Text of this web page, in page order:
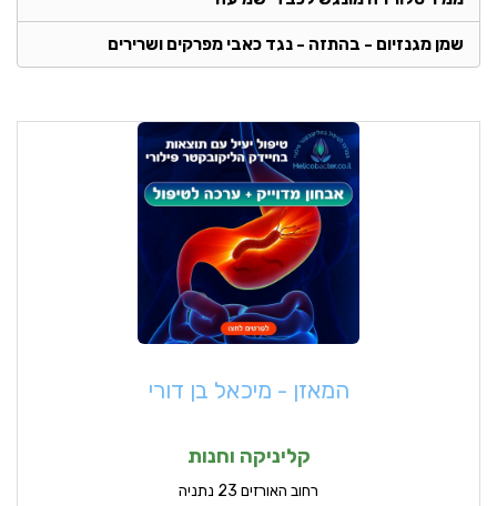
שמן מגנזיום - בהתזה - נגד כאבי מפרקים ושרירים
המאזן - מיכאל בן דורי
קליניקה וחנות
רחוב האורזים 23 נתניה